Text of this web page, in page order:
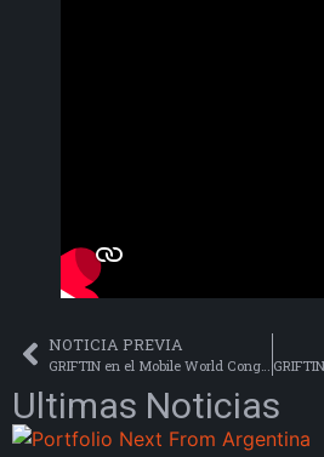
NOTICIA PREVIA
Ultimas Noticias